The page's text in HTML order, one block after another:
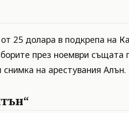
25 долара в подкрепа на
през ноември
на арестувания Алън.